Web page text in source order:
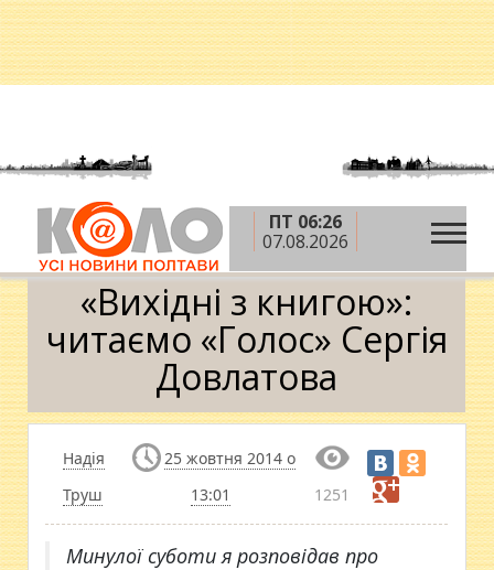
ПТ 06:26
07.08.2026
Головна » Новини »
«Вихідні з книгою»: читаємо
«Голос» Сергія Довлатова
«Вихідні з книгою»:
читаємо «Голос» Сергія
Довлатова
Надія
Труш
25 жовтня 2014 о
13:01
1251
Минулої суботи я розповідав про